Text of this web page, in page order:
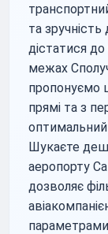
та
дістатися
межах
пропонуємо
прямі та з
оптимальний
Шукаєте
аеропорту
дозволяє